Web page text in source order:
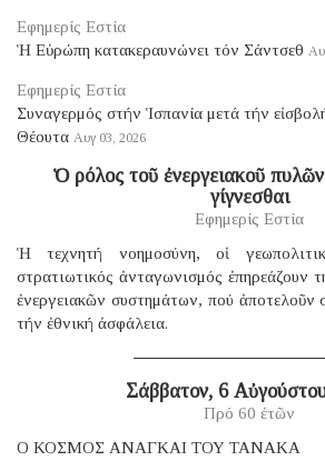
Εφημερίς Εστία
Ἡ Εὐρώπη κατακεραυνώνει τόν Σάντσεθ
Εφημερίς Εστία
Συναγερμός στήν Ἱσπανία μετά τήν
Θέουτα Αυγ 03, 2026
Ὁ ρόλος τοῦ ἐνεργειακοῦ
γίγνεσθαι
Εφημερίς Εστία
Ἡ τεχνητή νοημοσύνη, οἱ
στρατιωτικός ἀνταγωνισμός ἐπηρεάζουν
ἐνεργειακῶν συστημάτων, πού ἀποτελοῦν
τήν ἐθνική ἀσφάλεια.
Σάββατον, 6
Πρό 60 ἐτῶν
Ο ΚΟΣΜΟΣ ΑΝΑΓΚΑΙ ΤΟΥ ΤΑΝΑΚΑ